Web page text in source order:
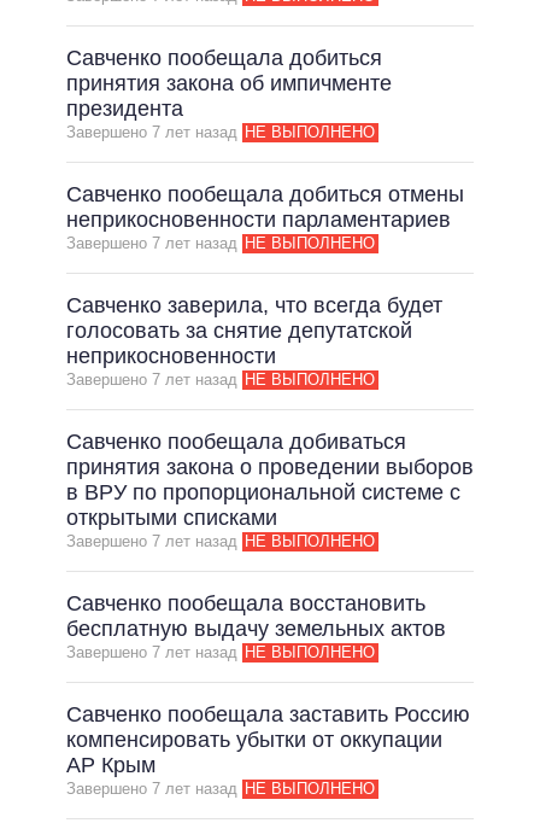
ВСЕ ОБЕЩАНИЯ
АРХИВНЫЕ ОБЕЩАНИЯ
Савченко пообещала добиться
принятия закона об импичменте
президента
Завершено 7 лет назад НЕ ВЫПОЛНЕНО
Савченко пообещала добиться отмены
неприкосновенности парламентариев
Завершено 7 лет назад НЕ ВЫПОЛНЕНО
Савченко заверила, что всегда будет
голосовать за снятие депутатской
неприкосновенности
Завершено 7 лет назад НЕ ВЫПОЛНЕНО
Савченко пообещала добиваться
принятия закона о проведении выборов
в ВРУ по пропорциональной системе с
открытыми списками
Завершено 7 лет назад НЕ ВЫПОЛНЕНО
Савченко пообещала восстановить
бесплатную выдачу земельных актов
Завершено 7 лет назад НЕ ВЫПОЛНЕНО
Савченко пообещала заставить Россию
компенсировать убытки от оккупации
АР Крым
Завершено 7 лет назад НЕ ВЫПОЛНЕНО